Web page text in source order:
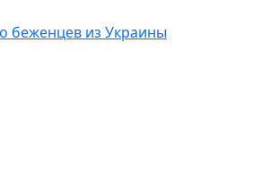
беженцев из Украины